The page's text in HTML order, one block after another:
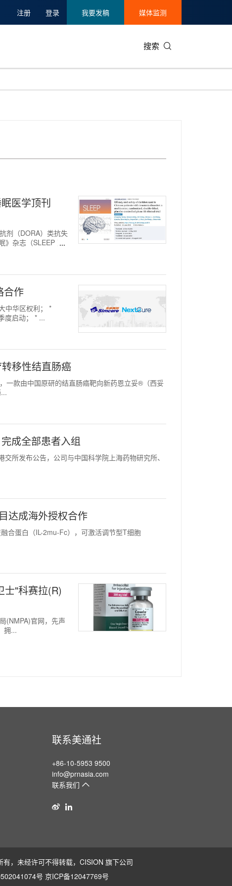
注册 登录 我要发稿 媒体监测
搜索
美国临床肿瘤学会(ASCO)
通信业
医学顶刊
剂（DORA）类抗失
》杂志（SLEEP ）
合作
中华区权利； *
度启动； * ...
移性结直肠癌
一款由中国原研的结直肠癌靶向新药恩立妥®（西妥
成全部患者入组
所发布公告，公司与中国科学院上海药物研究所、
达成海外授权合作
合蛋白（IL-2mu-Fc），可激活调节型T细胞
士"科赛拉(R)
(NMPA)官网，先声
拥...
联系美通社
+86-10-5953 9500
info@prnasia.com
联系我们
，未经许可不得转载，CISION 旗下公司
号 京ICP备12047769号